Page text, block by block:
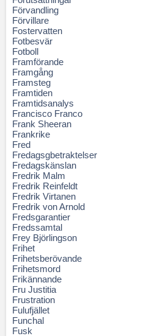
Förvandling
Förvillare
Fostervatten
Fotbesvär
Fotboll
Framförande
Framgång
Framsteg
Framtiden
Framtidsanalys
Francisco Franco
Frank Sheeran
Frankrike
Fred
Fredagsgbetraktelser
Fredagskänslan
Fredrik Malm
Fredrik Reinfeldt
Fredrik Virtanen
Fredrik von Arnold
Fredsgarantier
Fredssamtal
Frey Björlingson
Frihet
Frihetsberövande
Frihetsmord
Frikännande
Fru Justitia
Frustration
Fulufjället
Funchal
Fusk